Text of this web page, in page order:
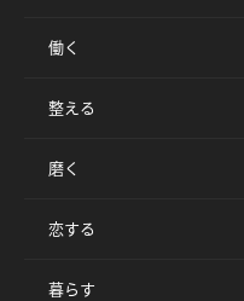
働く
整える
磨く
恋する
暮らす